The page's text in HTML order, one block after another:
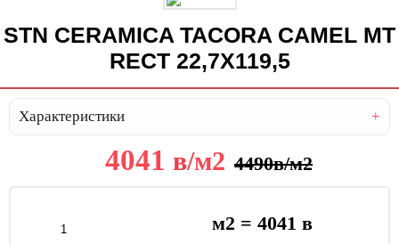
STN CERAMICA TACORA CAMEL MT
RECT 22,7X119,5
Характеристики
4041 в/м2 4490в/м2
м2 =4041 в